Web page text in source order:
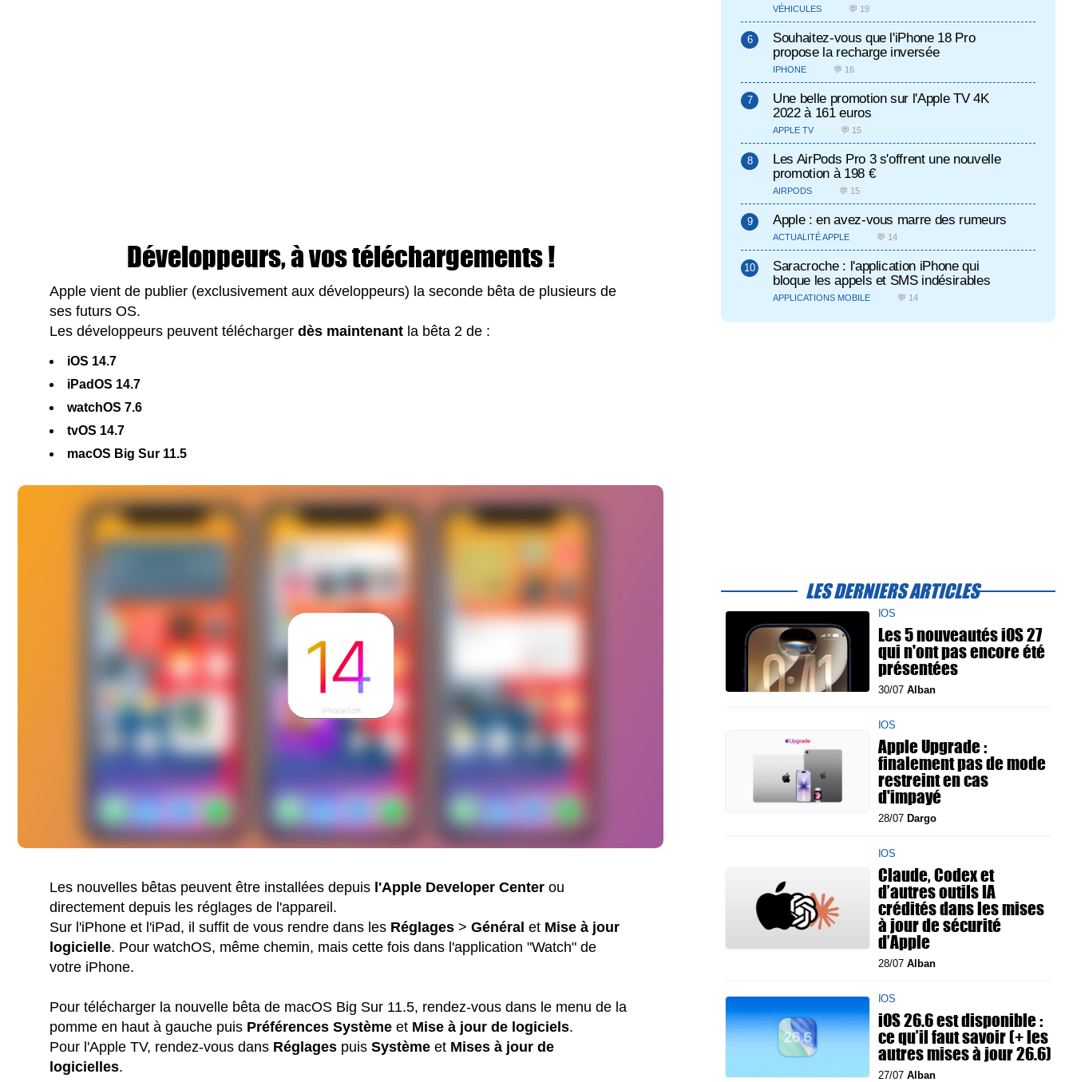
Développeurs, à vos téléchargements !
Apple vient de publier (exclusivement aux développeurs) la seconde bêta de plusieurs de
ses futurs OS.
Les développeurs peuvent téléchargerdès maintenant la bêta 2 de :
iOS 14.7
iPadOS 14.7
watchOS 7.6
tvOS 14.7
macOS Big Sur 11.5
Les nouvelles bêtas peuvent être installées depuis l'Apple Developer Center ou
directement depuis les réglages de l'appareil.
Sur l'iPhone et l'iPad, il suffit de vous rendre dans les Réglages >Général et Mise à jour
logicielle. Pour watchOS, même chemin, mais cette fois dans l'application "Watch" de
votre iPhone.
Pour télécharger la nouvelle bêta de macOS Big Sur 11.5, rendez-vous dans le menu de la
pomme en haut à gauche puis Préférences Système et Mise à jour de logiciels.
Pour l'Apple TV, rendez-vous dans Réglages puisSystème et Mises à jour de
logicielles.
VÉHICULES 💬 19
Souhaitez-vous que l'iPhone 18 Pro
propose la recharge inversée
IPHONE 💬 16
Une belle promotion sur l'Apple TV 4K
2022 à 161 euros
APPLE TV 💬 15
Les AirPods Pro 3 s'offrent une nouvelle
promotion à 198 €
AIRPODS 💬 15
Apple : en avez-vous marre des rumeurs
ACTUALITÉ APPLE 💬 14
Saracroche : l'application iPhone qui
bloque les appels et SMS indésirables
APPLICATIONS MOBILE 💬 14
LES DERNIERS ARTICLES
IOS
Les 5 nouveautés iOS 27
qui n'ont pas encore été
présentées
30/07 Alban
IOS
Apple Upgrade :
finalement pas de mode
restreint en cas
d'impayé
28/07 Dargo
IOS
Claude, Codex et
d’autres outils IA
crédités dans les mises
à jour de sécurité
d’Apple
28/07 Alban
IOS
iOS 26.6 est disponible :
ce qu’il faut savoir (+ les
autres mises à jour 26.6)
27/07 Alban